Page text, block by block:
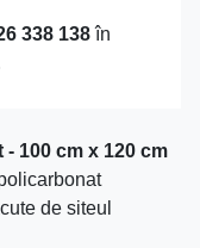
338 138în
100 cm x 120 cm
de siteul